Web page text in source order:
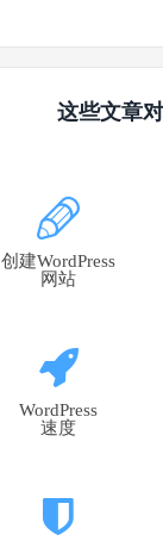
这些文章
创建WordPress
网站
WordPress
速度